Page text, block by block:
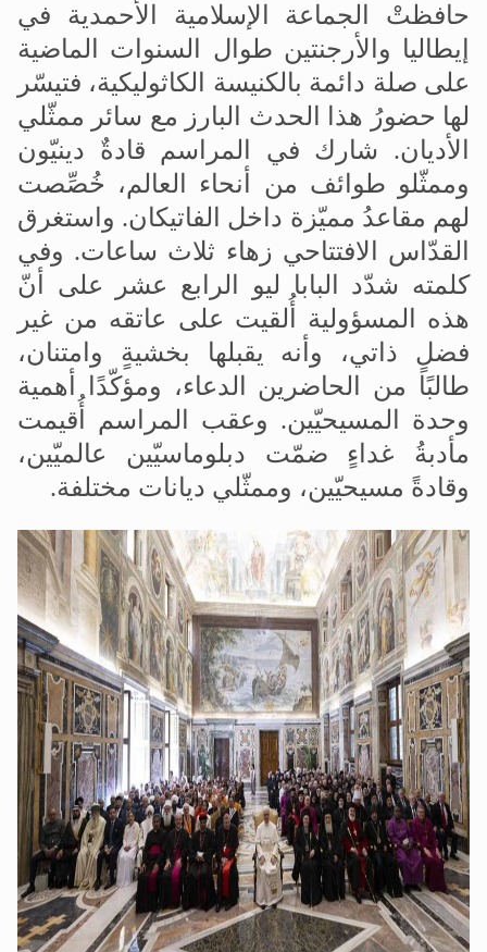
حافظتْ الجماعة الإسلامية الأحمدية في
إيطاليا والأرجنتين طوال السنوات الماضية
على صلة دائمة بالكنيسة الكاثوليكية، فتيسّر
لها حضورُ هذا الحدث البارز مع سائر ممثّلي
الأديان.
شارك في المراسم قادةٌ دينيّون
وممثّلو طوائف من أنحاء العالم، خُصِّصت
لهم مقاعدُ مميّزة داخل الفاتيكان. واستغرق
القدّاس الافتتاحي زهاء ثلاث ساعات. وفي
كلمته شدّد البابا ليو الرابع عشر على أنّ
هذه المسؤولية أُلقيت على عاتقه من غير
فضلٍ ذاتي، وأنه يقبلها بخشيةٍ وامتنان،
طالبًا من الحاضرين الدعاء، ومؤكّدًا أهمية
وحدة المسيحيّين. وعقب المراسم أُقيمت
مأدبةُ غداءٍ ضمّت دبلوماسيّين عالميّين،
وقادةً مسيحيّين، وممثّلي ديانات مختلفة.